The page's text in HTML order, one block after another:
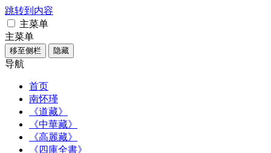
跳转到内容
主菜单
主菜单
移至侧栏 隐藏
导航
首页
南怀瑾
《道藏》
《中華藏》
《高麗藏》
《四庫全書》